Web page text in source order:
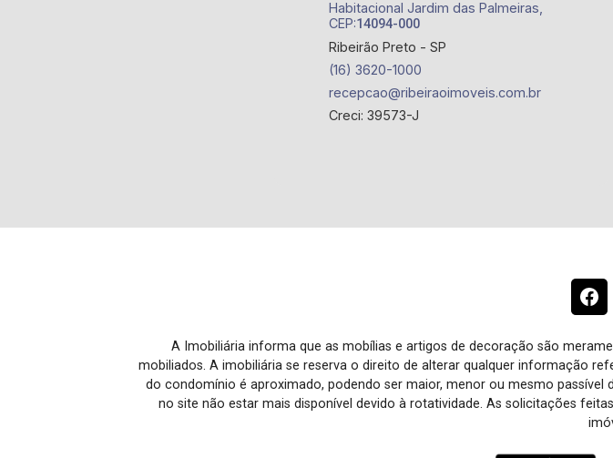
permuta e locação, comercializando
Estamos localizados em sede própria -
em uma das melhores avenidas da
cidade - Av. Professor João Fiúsa,
1147 - Alto da Boa Vista, Ribeirão Preto
Habitacional Jardim das Palmeiras,
CEP:14094-000
Ribeirão Preto - SP
(16) 3620-1000
recepcao@ribeiraoimoveis.com.br
Creci: 39573-J
A Imobiliária informa que as mobílias e artigos de decoração são
mobiliados. A imobiliária se reserva o direito de alterar qualquer informação
do condomínio é aproximado, podendo ser maior, menor ou mesmo
no site não estar mais disponível devido à rotatividade. As solicitações